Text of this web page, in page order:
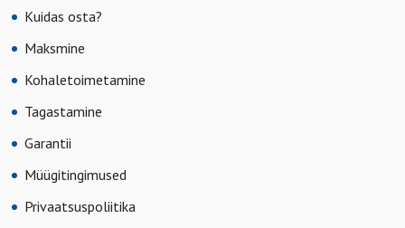
Kuidas osta?
Maksmine
Kohaletoimetamine
Tagastamine
Garantii
Müügitingimused
Privaatsuspoliitika